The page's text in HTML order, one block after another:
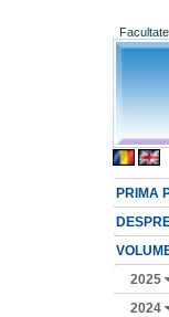
PRIMA
2025
2024